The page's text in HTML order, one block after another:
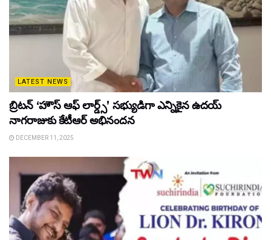
LATEST NEWS
బ్రిటన్ ‘హౌస్ ఆఫ్ లార్డ్స్’ సభ్యుడిగా ఎన్నికైన ఉదయ్
నాగరాజుకు కేటీఆర్ అభినందన
DECEMBER 11, 2025